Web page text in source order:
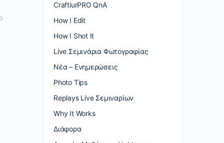
CraftiurPRO QnA
How I Edit
How I Shot It
Live Σεμινάρια Φωτογραφίας
Nέα – Ενημερώσεις
Photo Tips
Replays Live Σεμιναρίων
Why It Works
Διάφορα